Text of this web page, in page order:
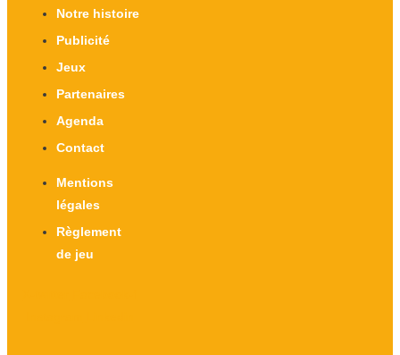
Notre histoire
Publicité
Jeux
Partenaires
Agenda
Contact
Mentions
légales
Règlement
de jeu